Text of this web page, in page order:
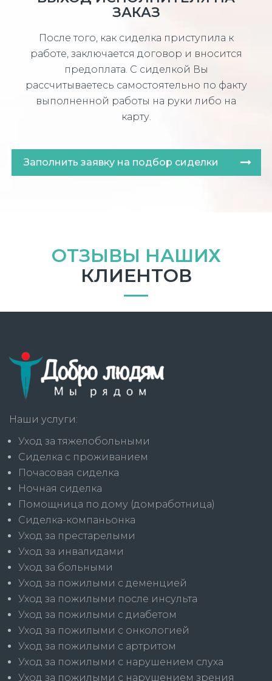
ЗАКАЗ
После того, как сиделка приступила к
работе, заключается договор и вносится
предоплата. С сиделкой Вы
рассчитываетесь самостоятельно по факту
выполненной работы на руки либо на
карту.
Заполнить заявку на подбор сиделки
ОТЗЫВЫ НАШИХ
КЛИЕНТОВ
Наши услуги:
Уход за тяжелобольными
Сиделка с проживанием
Почасовая сиделка
Ночная сиделка
Помощница по дому (домработница)
Сиделка-компаньонка
Уход за престарелыми
Уход за инвалидами
Уход за больными
Уход за пожилыми с деменцией
Уход за пожилыми после инсульта
Уход за пожилыми с диабетом
Уход за пожилыми с онкологией
Уход за пожилыми с артритом
Уход за пожилыми с нарушением слуха
Уход за пожилыми с нарушением зрения